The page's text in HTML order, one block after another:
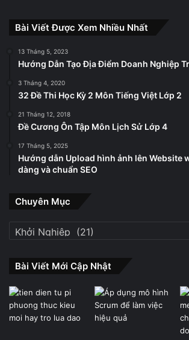
Bài Viết Được Xem Nhiều Nhất
13 Tháng 5, 2023
Hướng Dẫn Tạo Địa Điểm Doanh Nghiệp
3 Tháng 4, 2020
32 Đề Thi Học Kỳ 2 Môn Tiếng Việt Lớp 2
21 Tháng 12, 2018
Đề Cương Ôn Tập Môn Lịch Sử Lớp 4
17 Tháng 5, 2025
Hướng dẫn Upload hình ảnh lên Website
dàng và chuẩn SEO
Chuyên Mục
Chuyên
Bài Viết Mới Cập Nhật